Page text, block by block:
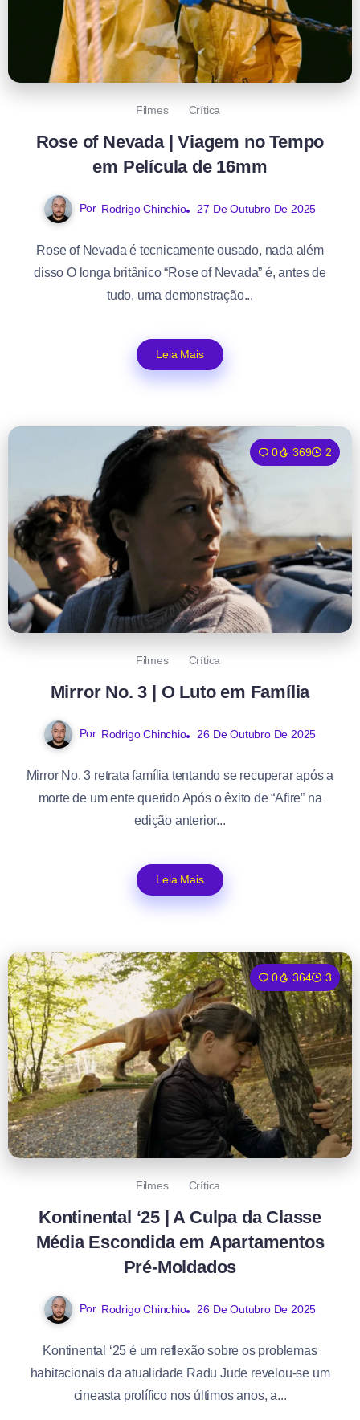
Filmes Crítica
Rose of Nevada | Viagem no Tempo
em Película de 16mm
Por Rodrigo Chinchio 27 De Outubro De 2025
Rose of Nevada é tecnicamente ousado, nada além
disso O longa britânico “Rose of Nevada” é, antes de
tudo, uma demonstração...
Leia Mais
0 369 2
Filmes Crítica
Mirror No. 3 | O Luto em Família
Por Rodrigo Chinchio 26 De Outubro De 2025
Mirror No. 3 retrata família tentando se recuperar após a
morte de um ente querido Após o êxito de “Afire” na
edição anterior...
Leia Mais
0 364 3
Filmes Crítica
Kontinental ‘25 | A Culpa da Classe
Média Escondida em Apartamentos
Pré-Moldados
Por Rodrigo Chinchio 26 De Outubro De 2025
Kontinental ‘25 é um reflexão sobre os problemas
habitacionais da atualidade Radu Jude revelou-se um
cineasta prolífico nos últimos anos, a...